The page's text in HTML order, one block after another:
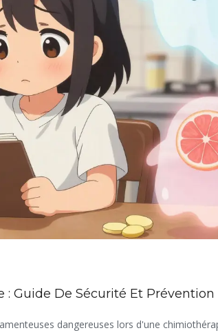
Guide De Sécurité Et Prévention
dangereuses lors d'une